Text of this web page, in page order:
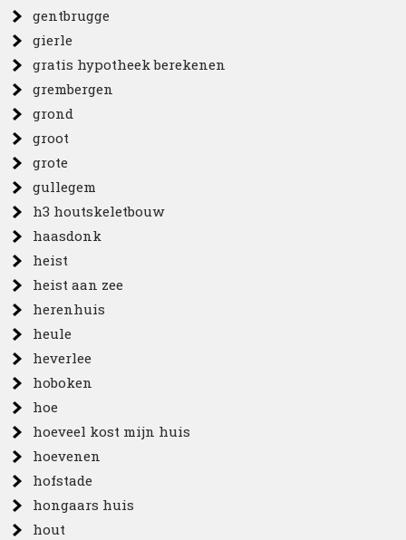
gentbrugge
gierle
gratis hypotheek berekenen
grembergen
grond
groot
grote
gullegem
h3 houtskeletbouw
haasdonk
heist
heist aan zee
herenhuis
heule
heverlee
hoboken
hoe
hoeveel kost mijn huis
hoevenen
hofstade
hongaars huis
hout